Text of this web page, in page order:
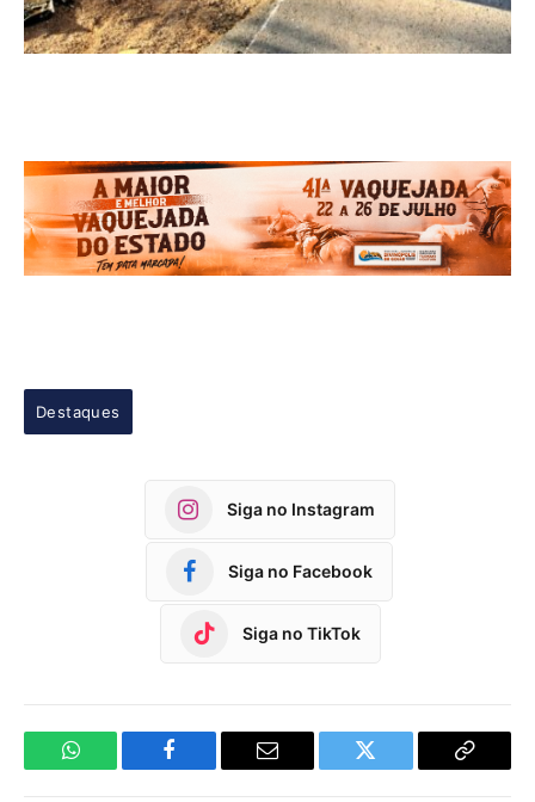
Destaques
Siga no Instagram
Siga no Facebook
Siga no TikTok
WhatsApp Facebook Email Twitter
Copy